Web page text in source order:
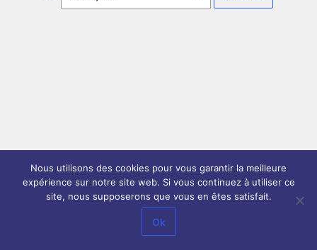
Nous utilisons des cookies pour vous garantir la meilleure
expérience sur notre site web. Si vous continuez à utiliser ce
site, nous supposerons que vous en êtes satisfait.
Ok